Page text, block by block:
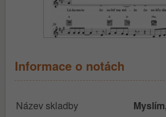
Informace o notách
Název skladby